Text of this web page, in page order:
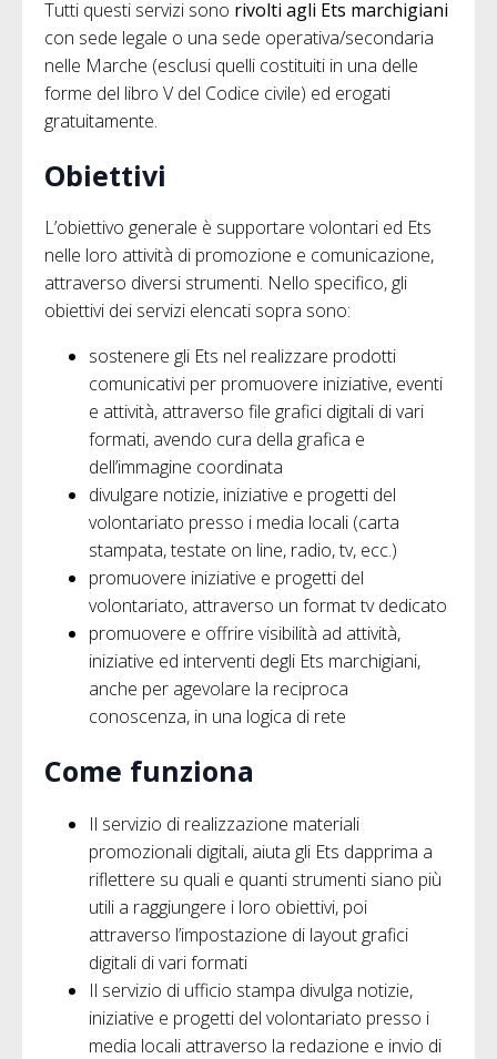
Tutti questi servizi sono rivolti agli Ets marchigiani
con sede legale o una sede operativa/secondaria
nelle Marche (esclusi quelli costituiti in una delle
forme del libro V del Codice civile) ed erogati
gratuitamente.
Obiettivi
L’obiettivo generale è supportare volontari ed Ets
nelle loro attività di promozione e comunicazione,
attraverso diversi strumenti. Nello specifico, gli
obiettivi dei servizi elencati sopra sono:
sostenere gli Ets nel realizzare prodotti
comunicativi per promuovere iniziative, eventi
e attività, attraverso file grafici digitali di vari
formati, avendo cura della grafica e
dell’immagine coordinata
divulgare notizie, iniziative e progetti del
volontariato presso i media locali (carta
stampata, testate on line, radio, tv, ecc.)
promuovere iniziative e progetti del
volontariato, attraverso un format tv dedicato
promuovere e offrire visibilità ad attività,
iniziative ed interventi degli Ets marchigiani,
anche per agevolare la reciproca
conoscenza, in una logica di rete
Come funziona
Il servizio di realizzazione materiali
promozionali digitali, aiuta gli Ets dapprima a
riflettere su quali e quanti strumenti siano più
utili a raggiungere i loro obiettivi, poi
attraverso l’impostazione di layout grafici
digitali di vari formati
Il servizio di ufficio stampa divulga notizie,
iniziative e progetti del volontariato presso i
media locali attraverso la redazione e invio di